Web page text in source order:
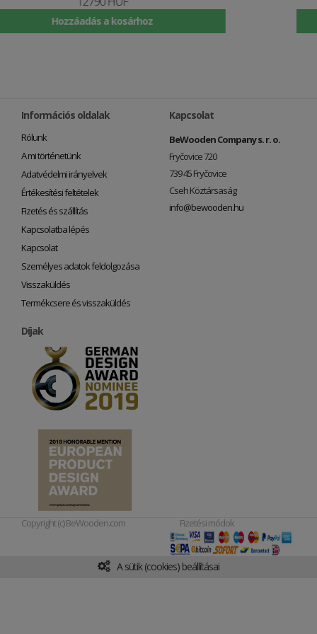
Hozzáadás a kosárhoz
Információs oldalak
Rólunk
A mi történetünk
Adatvédelmi irányelvek
Értékesítési feltételek
Fizetés és szállítás
Kapcsolatba lépés
Kapcsolat
Személyes adatok feldolgozása
Visszaküldés
Termékcsere és visszaküldés
Kapcsolat
BeWooden Company s. r. o.
Fryčovice 720
739 45 Fryčovice
Cseh Köztársaság
info@bewooden.hu
Díjak
Copyright (c) BeWooden.com Fizetési módok
A sütik (cookies) beállításai